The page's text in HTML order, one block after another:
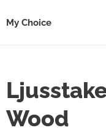
My Choice
Wood